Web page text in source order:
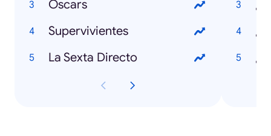
Oscars
Supervivientes
La Sexta Directo